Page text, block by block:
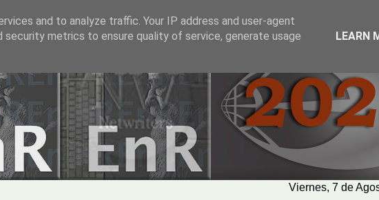
Viernes, 7 de
and to analyze traffic. Your IP address and user-agent
security metrics to ensure quality of service, generate usage
LEARN